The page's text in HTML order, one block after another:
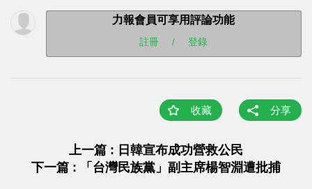
力報會員可享用評論功能
註冊 / 登錄
收藏 分享
上一篇 : 日韓宣布成功營救公民
下一篇 : 「台灣民族黨」副主席楊智淵遭批捕